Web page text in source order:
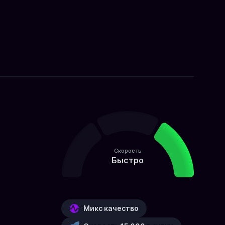
Скорость
Быстро
Микс качество